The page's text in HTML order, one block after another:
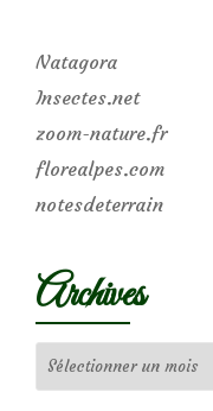
Natagora
Insectes.net
zoom-nature.fr
florealpes.com
notesdeterrain
Archives